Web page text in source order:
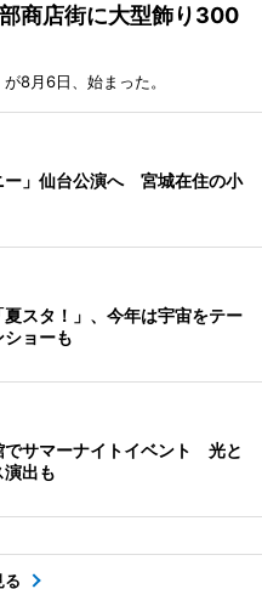
商店街に大型飾り300
8月6日、始まった。
ー」仙台公演へ 宮城在住の小
スタ！」、今年は宇宙をテー
ョーも
でサマーナイトイベント 光と
出も
る